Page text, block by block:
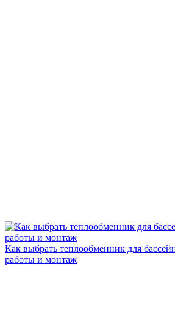
Как выбрать теплообменник для
работы и монтаж